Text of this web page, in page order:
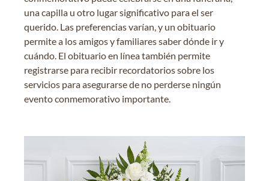
una capilla u otro lugar significativo para el ser
querido. Las preferencias varían, y un obituario
permite a los amigos y familiares saber dónde ir y
cuándo. El obituario en línea también permite
registrarse para recibir recordatorios sobre los
servicios para asegurarse de no perderse ningún
evento conmemorativo importante.